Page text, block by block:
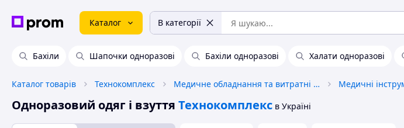
Каталог В категорії
Бахіли Шапочки одноразові Бахіли одноразові Халати одноразові
Каталог товарів Технокомплекс Медичне обладнання та витратні матеріали
Одноразовий одяг і взуття Технокомплекс в Україні